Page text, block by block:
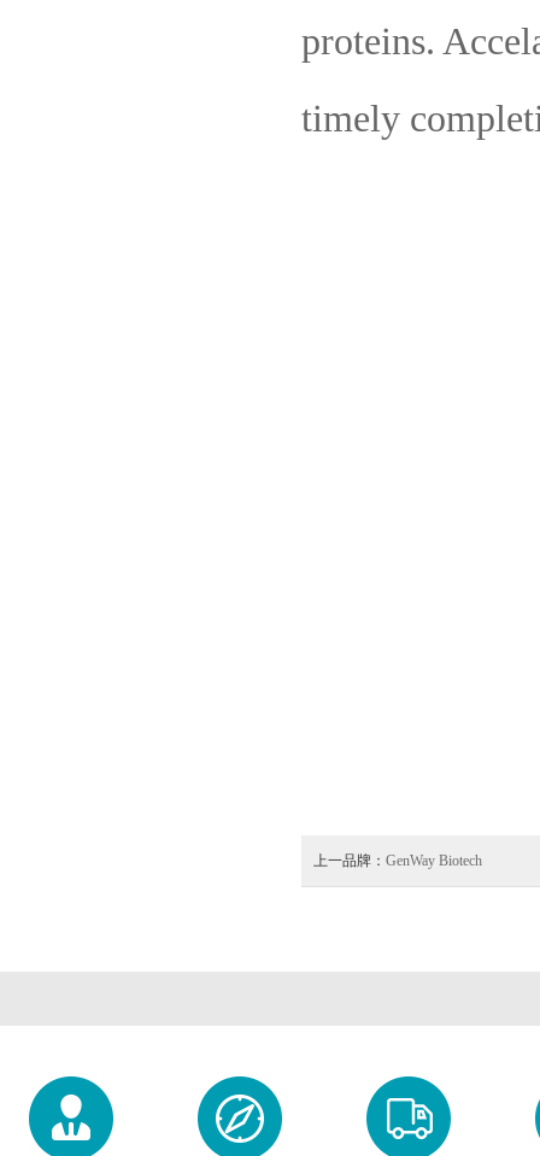
proteins.
timely
上一品牌： GenWay Biotech